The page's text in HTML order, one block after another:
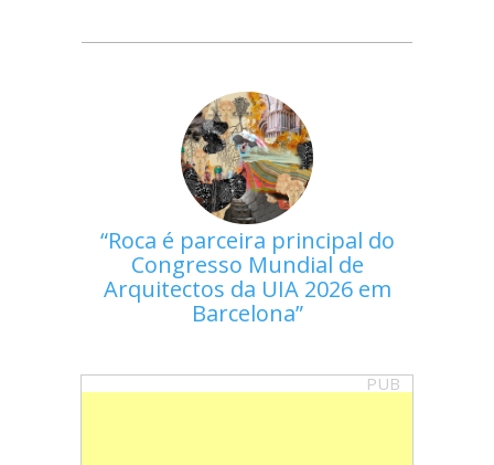
Roca é parceira principal do
Congresso Mundial de
Arquitectos da UIA 2026 em
Barcelona
PUB